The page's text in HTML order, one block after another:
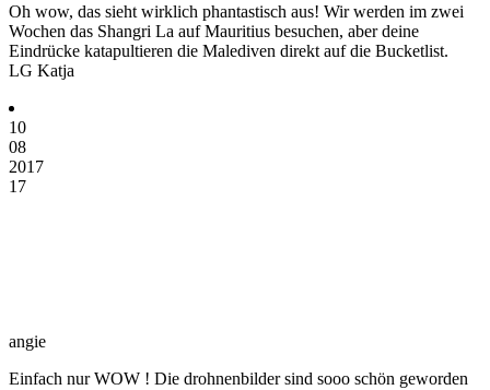
Oh wow, das sieht wirklich phantastisch aus! Wir werden im zwei
Wochen das Shangri La auf Mauritius besuchen, aber deine
Eindrücke katapultieren die Malediven direkt auf die Bucketlist.
LG Katja
10
08
2017
17
angie
Einfach nur WOW ! Die drohnenbilder sind sooo schön geworden